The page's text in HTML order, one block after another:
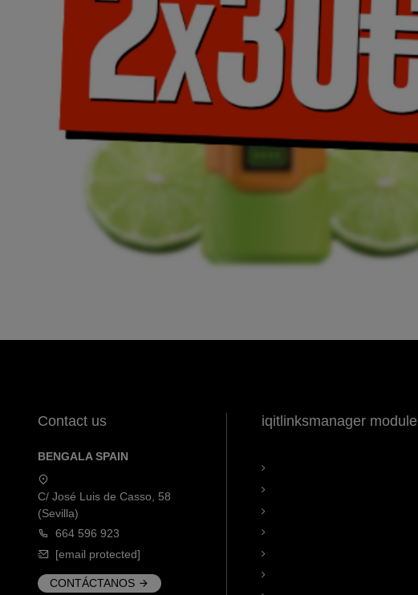
Contact us
BENGALA SPAIN
C/ José Luis de Casso, 58
(Sevilla)
664 596 923
[email protected]
CONTÁCTANOS
iqitlinksmanager module